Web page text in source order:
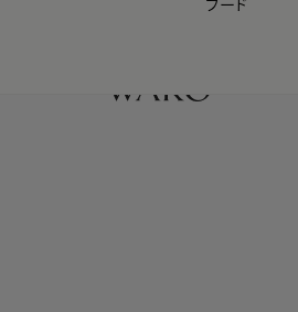
【会員様限定】夏のプレゼントキ
フード